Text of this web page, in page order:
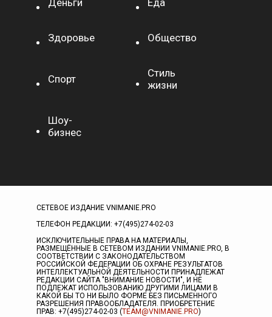
Деньги Еда
Здоровье Общество
Спорт
Стиль
жизни
Шоу-
бизнес
СЕТЕВОЕ ИЗДАНИЕ VNIMANIE.PRO
ТЕЛЕФОН РЕДАКЦИИ: +7(495)274-02-03
ИСКЛЮЧИТЕЛЬНЫЕ ПРАВА НА МАТЕРИАЛЫ,
РАЗМЕЩЁННЫЕ В СЕТЕВОМ ИЗДАНИИ VNIMANIE.PRO, В
СООТВЕТСТВИИ С ЗАКОНОДАТЕЛЬСТВОМ
РОССИЙСКОЙ ФЕДЕРАЦИИ ОБ ОХРАНЕ РЕЗУЛЬТАТОВ
ИНТЕЛЛЕКТУАЛЬНОЙ ДЕЯТЕЛЬНОСТИ ПРИНАДЛЕЖАТ
РЕДАКЦИИ САЙТА "ВНИМАНИЕ НОВОСТИ", И НЕ
ПОДЛЕЖАТ ИСПОЛЬЗОВАНИЮ ДРУГИМИ ЛИЦАМИ В
КАКОЙ БЫ ТО НИ БЫЛО ФОРМЕ БЕЗ ПИСЬМЕННОГО
РАЗРЕШЕНИЯ ПРАВООБЛАДАТЕЛЯ. ПРИОБРЕТЕНИЕ
ПРАВ: +7(495)274-02-03 (TEAM@VNIMANIE.PRO)